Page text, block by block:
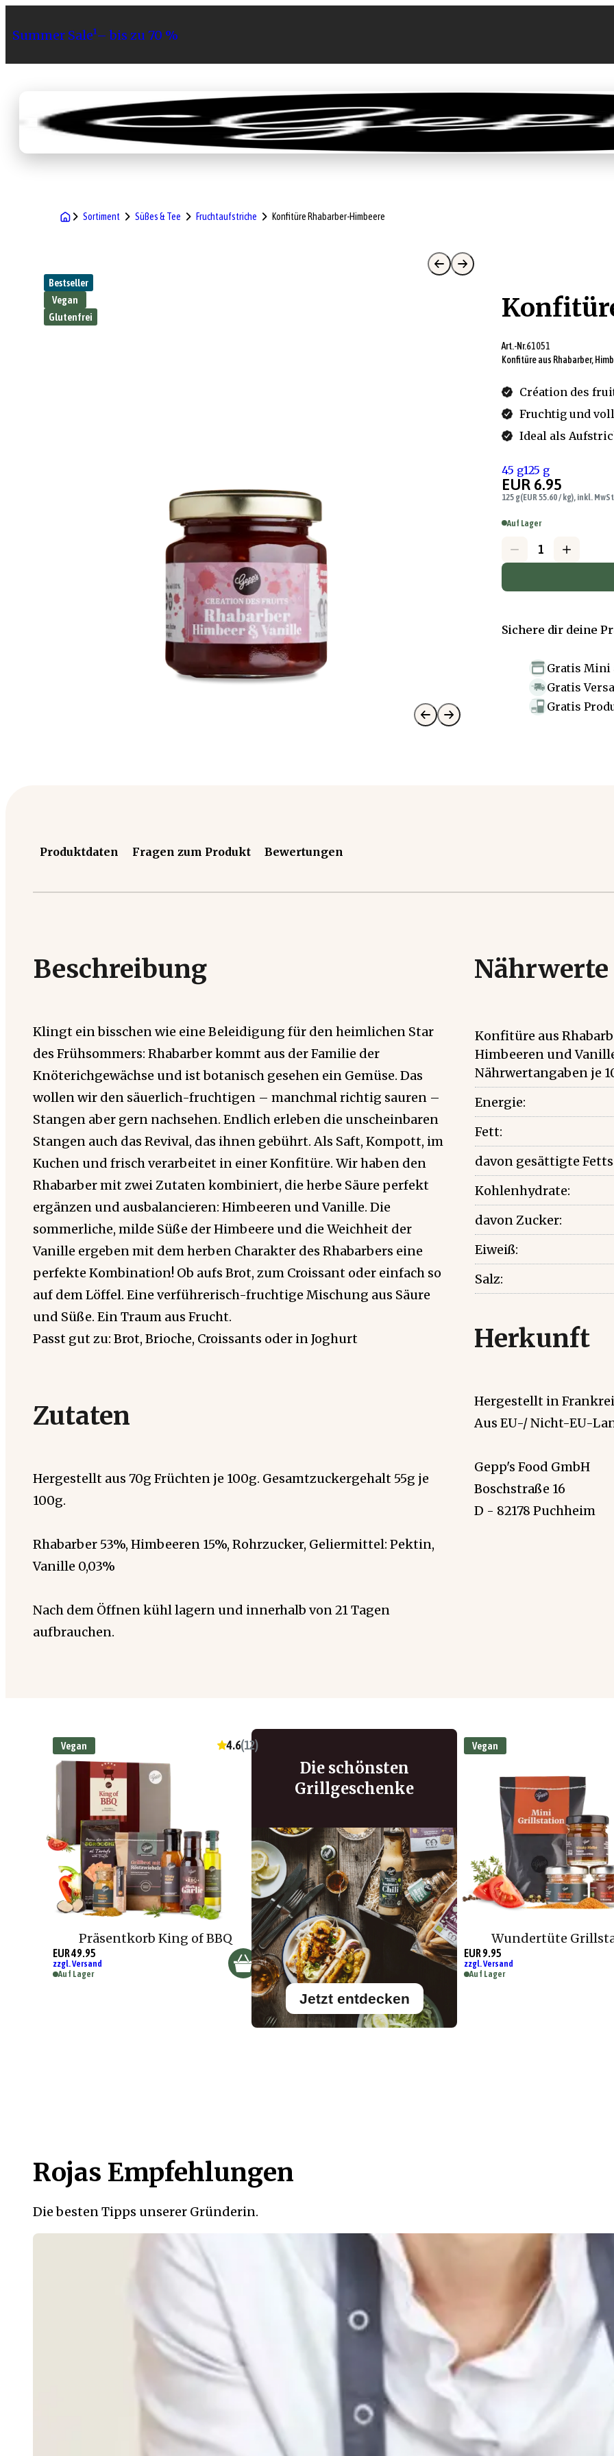
Summer Sale¹– bis zu 70 %
Sortiment Geschenke GrillenFeinkost-Abo Firmenkunden Sale
Sortiment Süßes & Tee Fruchtaufstriche Konfitüre Rhabarber-Himbeere
Bestseller
Vegan
Glutenfrei
Art.-Nr.61051
Konfitüre aus Rhabarber,
Création des
Fruchtig und
Ideal als
45 g125 g
EUR 6.95
125 g(EUR 55.60 / kg), inkl.
Auf Lager
Sichere dir deine
Gratis Mini
Gratis
Gratis
Produktdaten Fragen zum Produkt Bewertungen
Beschreibung
Klingt ein bisschen wie eine Beleidigung für den heimlichen Star
des Frühsommers: Rhabarber kommt aus der Familie der
Knöterichgewächse und ist botanisch gesehen ein Gemüse. Das
wollen wir den säuerlich-fruchtigen – manchmal richtig sauren –
Stangen aber gern nachsehen. Endlich erleben die unscheinbaren
Stangen auch das Revival, das ihnen gebührt. Als Saft, Kompott, im
Kuchen und frisch verarbeitet in einer Konfitüre. Wir haben den
Rhabarber mit zwei Zutaten kombiniert, die herbe Säure perfekt
ergänzen und ausbalancieren: Himbeeren und Vanille. Die
sommerliche, milde Süße der Himbeere und die Weichheit der
Vanille ergeben mit dem herben Charakter des Rhabarbers eine
perfekte Kombination! Ob aufs Brot, zum Croissant oder einfach so
auf dem Löffel. Eine verführerisch-fruchtige Mischung aus Säure
und Süße. Ein Traum aus Frucht.
Passt gut zu: Brot, Brioche, Croissants oder in Joghurt
Zutaten
Hergestellt aus 70g Früchten je 100g. Gesamtzuckergehalt 55g je
100g.
Rhabarber 53%, Himbeeren 15%, Rohrzucker, Geliermittel: Pektin,
Vanille 0,03%
Nach dem Öffnen kühl lagern und innerhalb von 21 Tagen
aufbrauchen.
Nährwerte
Konfitüre aus
Himbeeren und
Nährwertangaben je
Energie:
Fett:
davon gesättigte
Kohlenhydrate:
davon Zucker:
Eiweiß:
Salz:
Herkunft
Hergestellt in
Aus EU-/ Nicht-EU-
Gepp's Food GmbH
Boschstraße 16
D - 82178 Puchheim
Vegan 4.6(12)
Präsentkorb King of BBQ
EUR 49.95
zzgl. Versand
Auf Lager
Die schönsten
Grillgeschenke
Jetzt entdecken
Vegan
Wundertüte
EUR 9.95
zzgl. Versand
Auf Lager
Rojas Empfehlungen
Die besten Tipps unserer Gründerin.